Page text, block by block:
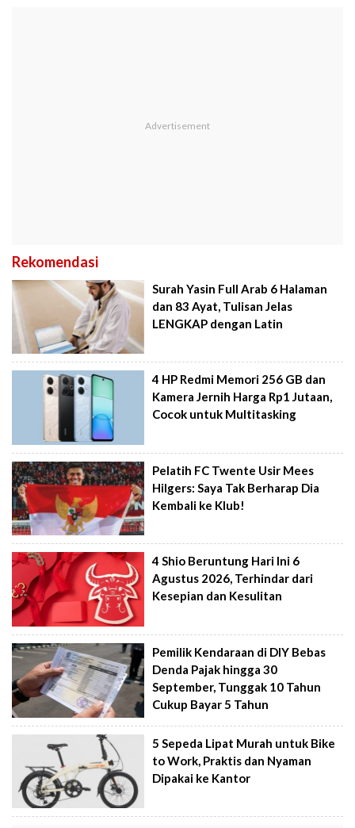
Rekomendasi
Surah Yasin Full Arab 6 Halaman
dan 83 Ayat, Tulisan Jelas
LENGKAP dengan Latin
4 HP Redmi Memori 256 GB dan
Kamera Jernih Harga Rp1 Jutaan,
Cocok untuk Multitasking
Pelatih FC Twente Usir Mees
Hilgers: Saya Tak Berharap Dia
Kembali ke Klub!
4 Shio Beruntung Hari Ini 6
Agustus 2026, Terhindar dari
Kesepian dan Kesulitan
Pemilik Kendaraan di DIY Bebas
Denda Pajak hingga 30
September, Tunggak 10 Tahun
Cukup Bayar 5 Tahun
5 Sepeda Lipat Murah untuk Bike
to Work, Praktis dan Nyaman
Dipakai ke Kantor